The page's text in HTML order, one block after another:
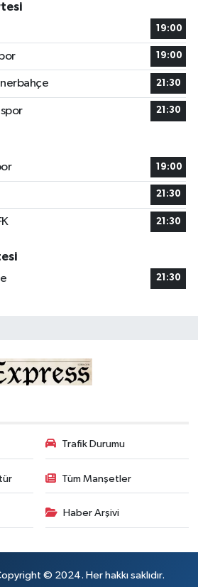
19:00
19:00
21:30
21:30
19:00
21:30
21:30
21:30
Trafik Durumu
Tüm Manşetler
Haber Arşivi
© 2024. Her hakkı saklıdır.